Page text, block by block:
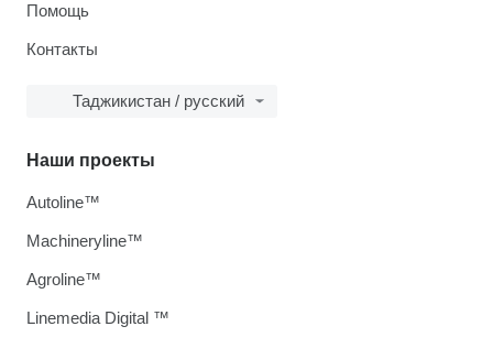
Помощь
Контакты
Таджикистан / русский
Наши проекты
Autoline™
Machineryline™
Agroline™
Linemedia Digital ™